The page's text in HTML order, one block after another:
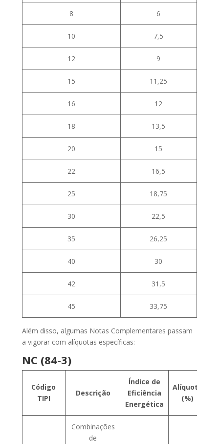
8 6
10 7,5
12 9
15 11,25
16 12
18 13,5
20 15
22 16,5
25 18,75
30 22,5
35 26,25
40 30
42 31,5
45 33,75
Além disso, algumas Notas Complementares passam
a vigorar com alíquotas específicas:
NC (84-3)
Código
TIPI
Descrição
Índice de
Eficiência
Energética
Alíquota
(%)
Combinações
de